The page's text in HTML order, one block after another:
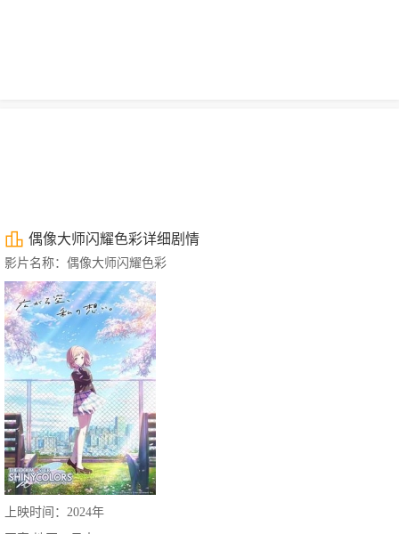
偶像大师闪耀色彩详细剧情
影片名称：偶像大师闪耀色彩
上映时间：2024年